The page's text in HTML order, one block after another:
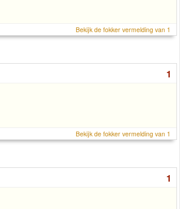
Bekijk de fokker vermelding van 1
1
Bekijk de fokker vermelding van 1
1